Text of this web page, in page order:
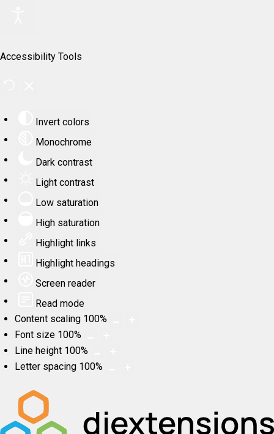
Accessibility Tools
Invert colors
Monochrome
Dark contrast
Light contrast
Low saturation
High saturation
Highlight links
Highlight headings
Screen reader
Read mode
Content scaling 100%
Font size 100%
Line height 100%
Letter spacing 100%